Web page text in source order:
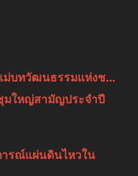
ม่บทวัฒนธรรมแห่งช...
มใหญ่สามัญประจำปี
ารณ์แผ่นดินไหวใน